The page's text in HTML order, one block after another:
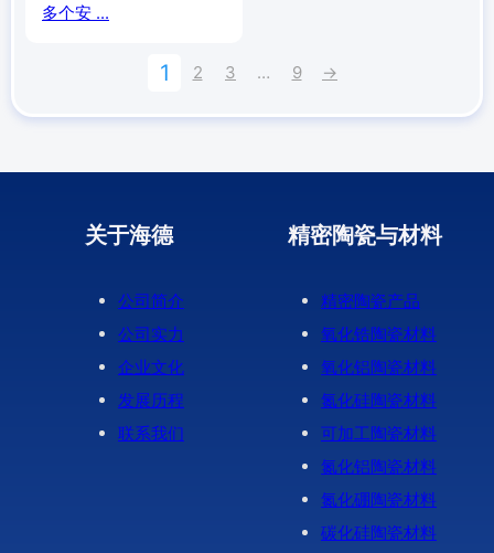
多个安 ...
1 2 3 … 9 →
关于海德
公司简介
公司实力
企业文化
发展历程
联系我们
精密陶瓷与材料
精密陶瓷产品
氧化锆陶瓷材料
氧化铝陶瓷材料
氮化硅陶瓷材料
可加工陶瓷材料
氮化铝陶瓷材料
氮化硼陶瓷材料
碳化硅陶瓷材料